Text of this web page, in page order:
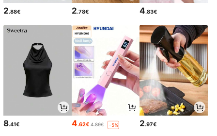
2.88€ 2.78€ 4.83€
8.41€ 4.62€ 4.89€ -5% 2.97€